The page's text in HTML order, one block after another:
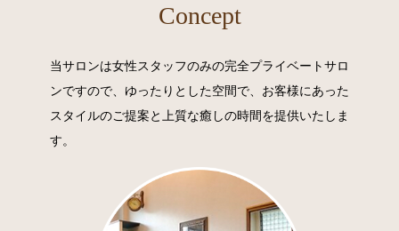
Concept
当サロンは女性スタッフのみの完全プライベートサロ
ンですので、ゆったりとした空間で、お客様にあった
スタイルのご提案と上質な癒しの時間を提供いたしま
す。